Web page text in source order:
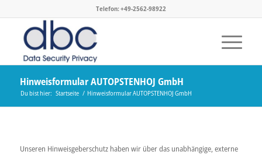
Telefon: +49-2562-98922
Hinweisformular AUTOPSTENHOJ GmbH
Du bist hier: Startseite / Hinweisformular AUTOPSTENHOJ GmbH
Unseren Hinweisgeberschutz haben wir über das unabhängige, externe